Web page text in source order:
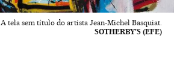
A tela sem título do artista Jean-Michel Basquiat.
SOTHERBY'S (EFE)